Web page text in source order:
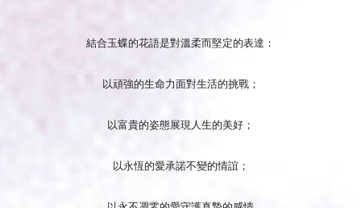
結合玉蝶的花語是對溫柔而堅定的表達：
以頑強的生命力面對生活的挑戰；
以富貴的姿態展現人生的美好；
以永恆的愛承諾不變的情誼；